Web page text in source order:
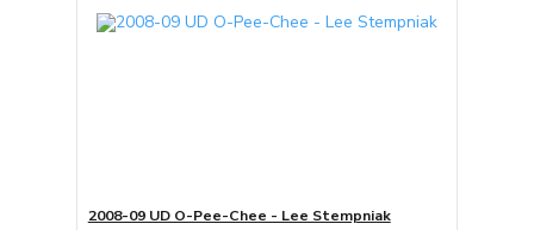
2008-09 UD O-Pee-Chee - Lee Stempniak